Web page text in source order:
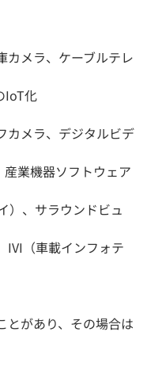
カメラ、ケーブルテレ
IoT化
カメラ、デジタルビデ
業機器ソフトウェア
）、サラウンドビュ
（車載インフォテ
とがあり、その場合は